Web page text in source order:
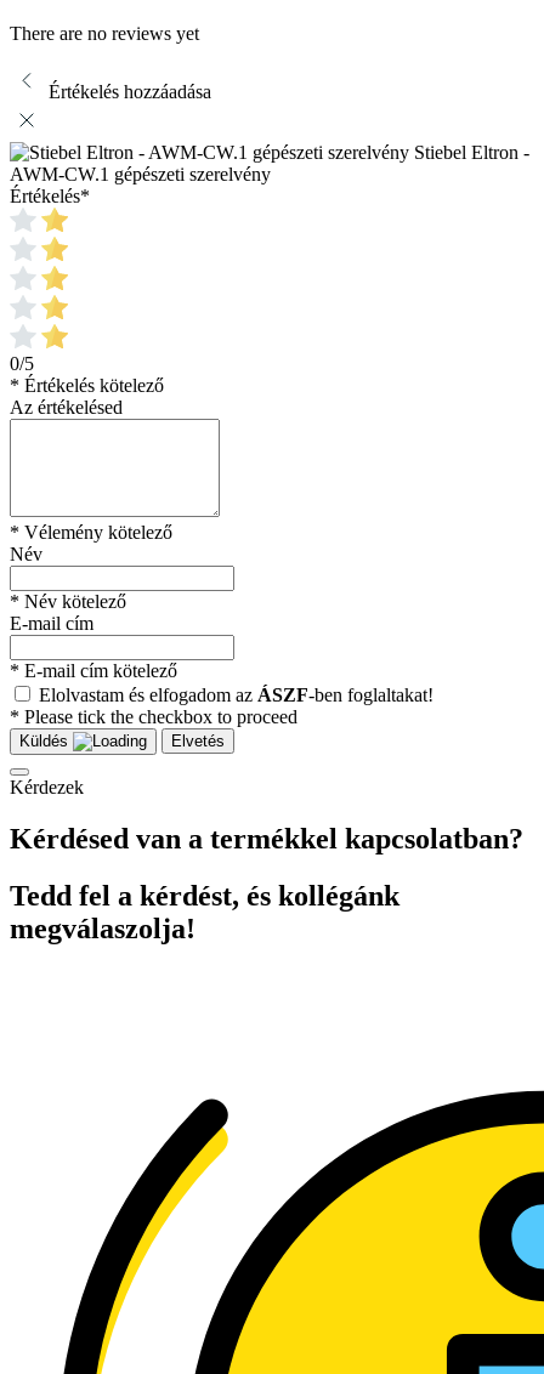
There are no reviews yet
Értékelés hozzáadása
Stiebel Eltron -
AWM-CW.1 gépészeti szerelvény
Értékelés*
0/5
* Értékelés kötelező
Az értékelésed
* Vélemény kötelező
Név
* Név kötelező
E-mail cím
* E-mail cím kötelező
Elolvastam és elfogadom az ÁSZF-ben foglaltakat!
* Please tick the checkbox to proceed
Küldés Elvetés
Kérdezek
Kérdésed van a termékkel kapcsolatban?
Tedd fel a kérdést, és kollégánk
megválaszolja!